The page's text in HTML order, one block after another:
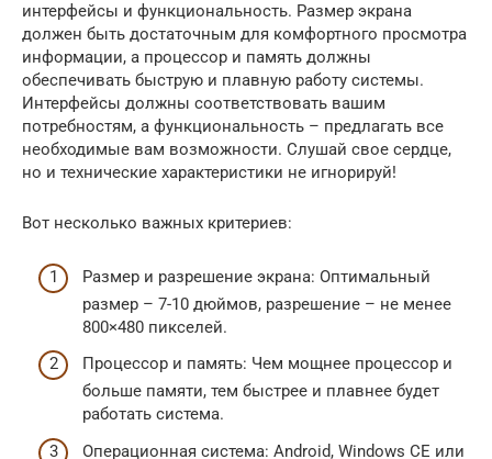
интерфейсы и функциональность. Размер экрана
должен быть достаточным для комфортного просмотра
информации, а процессор и память должны
обеспечивать быструю и плавную работу системы.
Интерфейсы должны соответствовать вашим
потребностям, а функциональность – предлагать все
необходимые вам возможности. Слушай свое сердце,
но и технические характеристики не игнорируй!
Вот несколько важных критериев:
Размер и разрешение экрана: Оптимальный
размер – 7-10 дюймов, разрешение – не менее
800×480 пикселей.
Процессор и память: Чем мощнее процессор и
больше памяти, тем быстрее и плавнее будет
работать система.
Операционная система: Android, Windows CE или